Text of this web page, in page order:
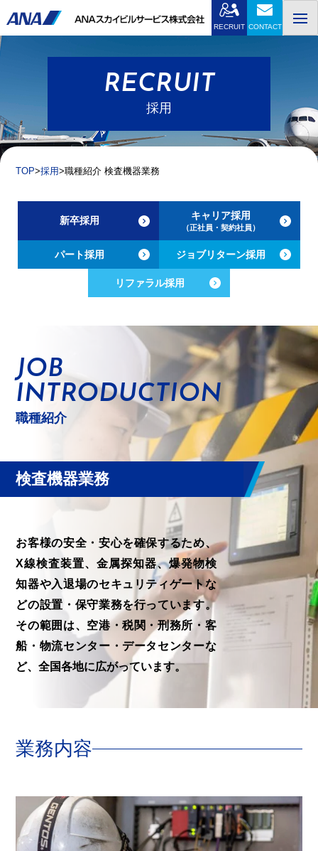
RECRUIT CONTACT
RECRUIT
採用
TOP 採用 職種紹介 検査機器業務
新卒採用 キャリア採用
（正社員・契約社員）
パート採用 ジョブリターン採用
リファラル採用
JOB
INTRODUCTION
職種紹介
検査機器業務
お客様の安全・安心を確保するため、
X線検査装置、金属探知器、爆発物検
知器や入退場のセキュリティゲートな
どの設置・保守業務を行っています。
その範囲は、空港・税関・刑務所・客
船・物流センター・データセンターな
ど、全国各地に広がっています。
業務内容